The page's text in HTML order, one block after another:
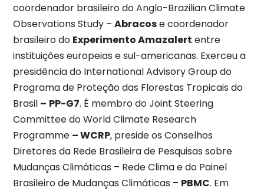
coordenador brasileiro do Anglo-Brazilian Climate
Observations Study – Abracose coordenador
brasileiro do Experimento Amazalert entre
instituições europeias e sul-americanas. Exerceu a
presidência do International Advisory Group do
Programa de Proteção das Florestas Tropicais do
Brasil – PP-G7. É membro do Joint Steering
Committee do World Climate Research
Programme – WCRP, preside os Conselhos
Diretores da Rede Brasileira de Pesquisas sobre
Mudanças Climáticas – Rede Clima e do Painel
Brasileiro de Mudanças Climáticas – PBMC. Em